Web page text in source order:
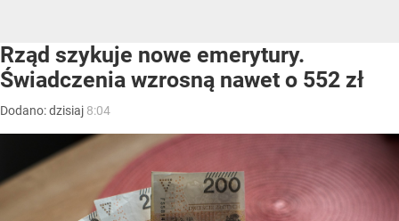
Rząd szykuje nowe emerytury.
Świadczenia wzrosną nawet o 552 zł
Dodano:dzisiaj 8:04